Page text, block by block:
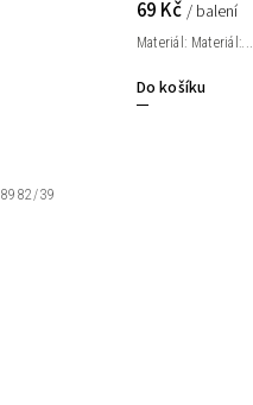
69 Kč / balení
Do košíku
Materiál: Materiál:...
8982/39